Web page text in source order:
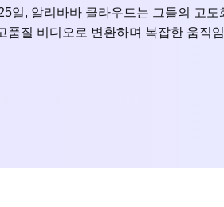
일, 알리바바 클라우드는 그들의 고
품질 비디오로 변환하며 복잡한 움직